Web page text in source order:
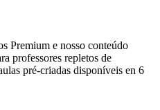
Premium e nosso conteúdo
professores repletos de
pré-criadas disponíveis en 6